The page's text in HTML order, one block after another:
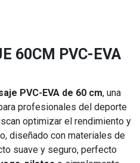
60CM PVC-EVA
PVC-EVA de 60 cm, una
profesionales del deporte
optimizar el rendimiento y
diseñado con materiales de
suave y seguro, perfecto